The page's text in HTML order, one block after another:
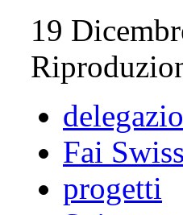
19
Fai Swiss
progetti